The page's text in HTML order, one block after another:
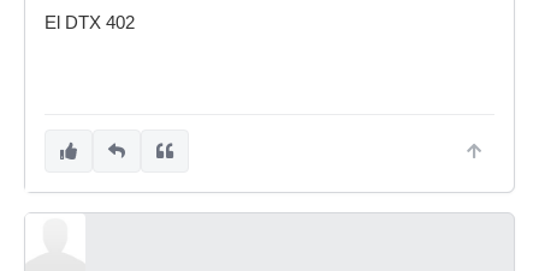
El DTX 402